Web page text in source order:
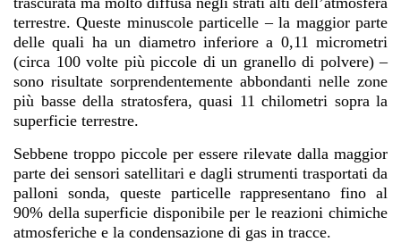
terrestre. Queste minuscole particelle – la maggior parte
delle quali ha un diametro inferiore a 0,11 micrometri
(circa 100 volte più piccole di un granello di polvere) –
sono risultate sorprendentemente abbondanti nelle zone
più basse della stratosfera, quasi 11 chilometri sopra la
superficie terrestre.
Sebbene troppo piccole per essere rilevate dalla maggior
parte dei sensori satellitari e dagli strumenti trasportati da
palloni sonda, queste particelle rappresentano fino al
90% della superficie disponibile per le reazioni chimiche
atmosferiche e la condensazione di gas in tracce.